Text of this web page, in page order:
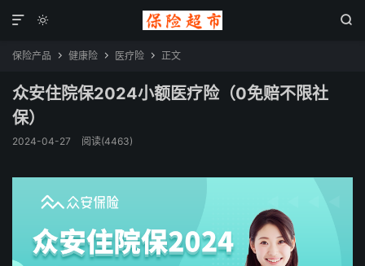
 

保险产品  健康险  医疗险  正文
众安住院保2024小额医疗险（0免赔不限社
保）
2024-04-27 阅读(4463)